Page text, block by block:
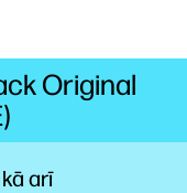
arī
Original